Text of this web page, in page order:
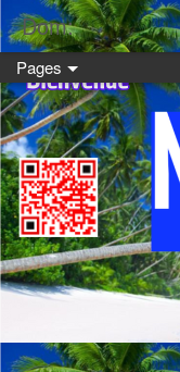
Dom:
Pages